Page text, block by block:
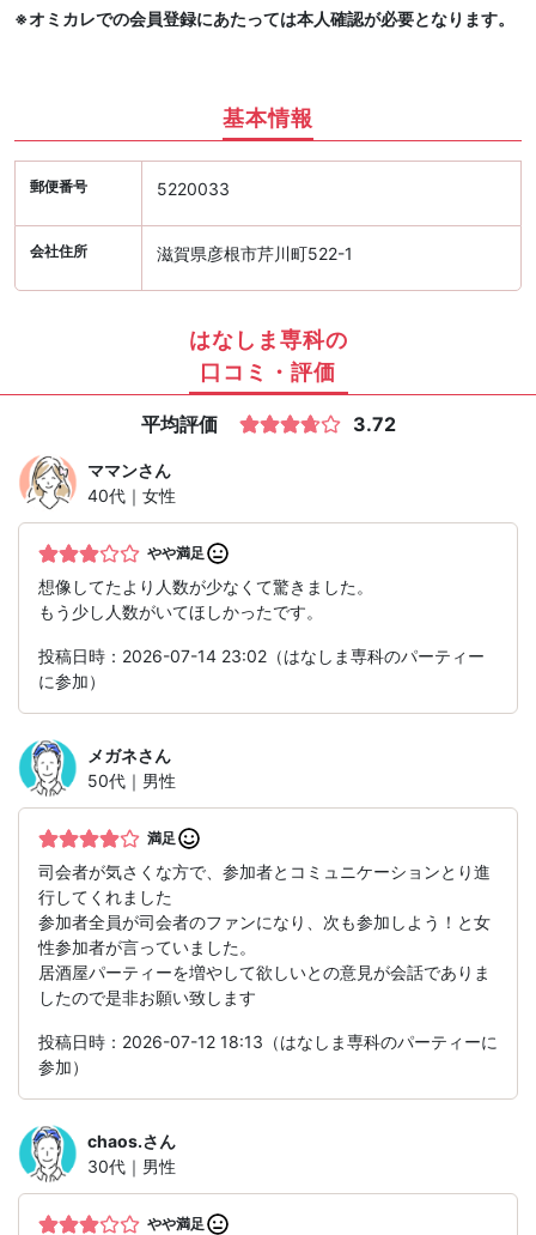
※オミカレでの会員登録にあたっては本人確認が必要となります。
基本情報
郵便番号 5220033
会社住所 滋賀県彦根市芹川町522-1
はなしま専科の
口コミ・評価
平均評価 3.72
ママンさん
40代｜女性
やや満足
想像してたより人数が少なくて驚きました。
もう少し人数がいてほしかったです。
投稿日時：2026-07-14 23:02（はなしま専科のパーティー
に参加）
メガネさん
50代｜男性
満足
司会者が気さくな方で、参加者とコミュニケーションとり進
行してくれました
参加者全員が司会者のファンになり、次も参加しよう！と女
性参加者が言っていました。
居酒屋パーティーを増やして欲しいとの意見が会話でありま
したので是非お願い致します
投稿日時：2026-07-12 18:13（はなしま専科のパーティーに
参加）
chaos.さん
30代｜男性
やや満足